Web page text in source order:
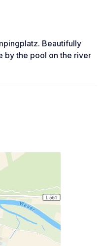
Beautifully
by the pool on the river